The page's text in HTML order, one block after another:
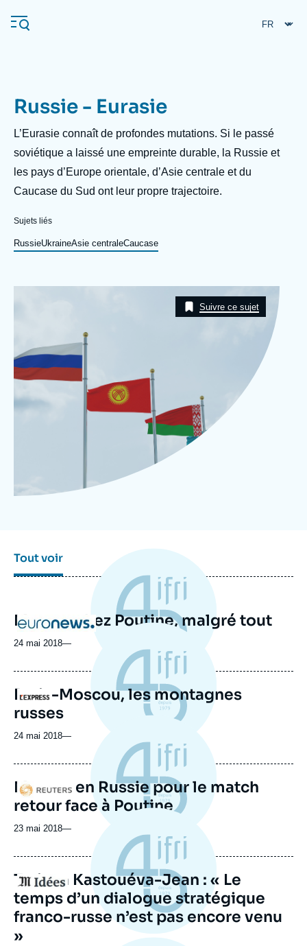
au
contenu
Navigation
principale
L'Ifri
Analyses
Événements
Se connecter
À propos de l'Ifri
L'Ifri en bref Proche-Orient
Russie - Eurasie
Description
L’Eurasie connaît de profondes mutations. Si le passé
soviétique a laissé une empreinte durable, la Russie et
les pays d’Europe orientale, d’Asie centrale et du
Caucase du Sud ont leur propre trajectoire.
Sujets liés
RussieUkraineAsie centraleCaucase
Suivre ce sujet
Tout voir
Logo
Macron chez Poutine, malgré tout
24 mai 2018—
Logo
Paris-Moscou, les montagnes
russes
24 mai 2018—
Logo
Macron en Russie pour le match
retour face à Poutine
23 mai 2018—
Logo
Tatiana Kastouéva-Jean : « Le
temps d’un dialogue stratégique
franco-russe n’est pas encore venu
»